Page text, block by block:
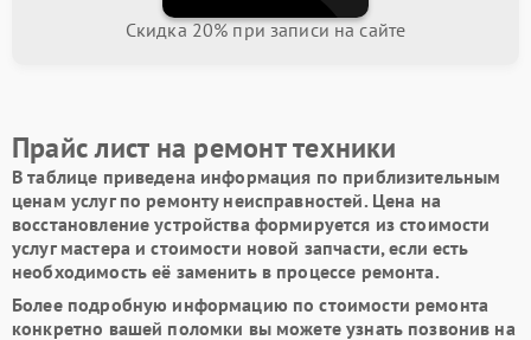
Скидка 20% при записи на сайте
Прайс лист на ремонт техники
В таблице приведена информация по приблизительным
ценам услуг по ремонту неисправностей. Цена на
восстановление устройства формируется из стоимости
услуг мастера и стоимости новой запчасти, если есть
необходимость её заменить в процессе ремонта.
Более подробную информацию по стоимости ремонта
конкретно вашей поломки вы можете узнать позвонив на